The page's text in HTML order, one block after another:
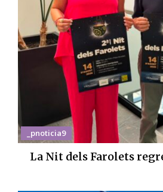
_pnoticia9
La Nit dels Farolets